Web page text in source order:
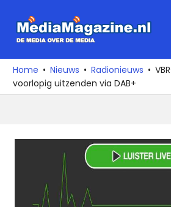
naar
media
over
de
Home Nieuws Radionieuws
voorlopig uitzenden via DAB+